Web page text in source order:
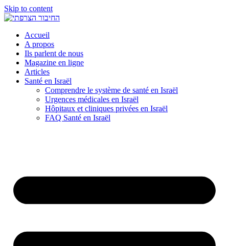
Skip to content
Accueil
A propos
Ils parlent de nous
Magazine en ligne
Articles
Santé en Israël
Comprendre le système de santé en Israël
Urgences médicales en Israël
Hôpitaux et cliniques privées en Israël
FAQ Santé en Israël